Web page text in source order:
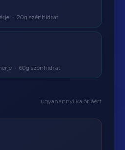
· 20g szénhidrát
· 60g szénhidrát
ugyanannyi kalóriáért